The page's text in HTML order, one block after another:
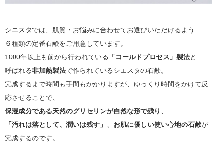
シエスタでは、肌質・お悩みに合わせてお選びいただけるよう
６種類の定番石鹸をご用意しています。
1000年以上も前から行われている
「コールドプロセス」製法と
呼ばれる非加熱製法で作られているシエスタの石鹸。
完成するまで時間も手間もかかりますが、ゆっくり時間をかけて反
応させることで、
保湿成分である天然のグリセリンが自然な形で残り 、
「汚れは落として、潤いは残す」、お肌に優しい使い心地の石鹸が
完成するのです。